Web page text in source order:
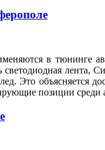
в тюнинге
лента,
Это объясняется
позиции